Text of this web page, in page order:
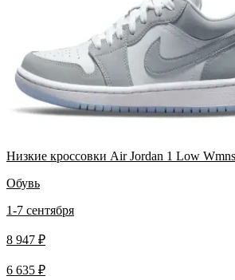
Низкие кроссовки Air Jordan 1 Low
Обувь
1-7 сентября
8 947 ₽
6 635 ₽